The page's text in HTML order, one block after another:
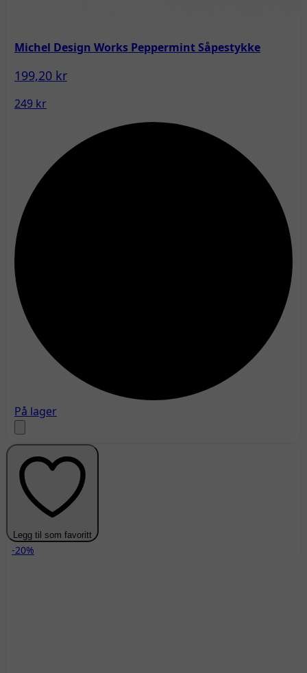
Michel Design Works Peppermint Såpestykke
199,20 kr
249 kr
På lager
Legg til som favoritt
-20%